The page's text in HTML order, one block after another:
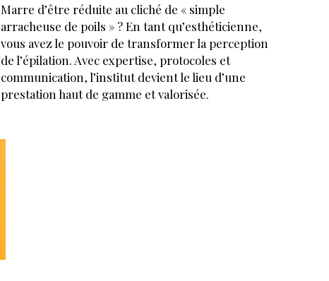
Marre d’être réduite au cliché de « simple
arracheuse de poils » ? En tant qu’esthéticienne,
vous avez le pouvoir de transformer la perception
de l’épilation. Avec expertise, protocoles et
communication, l’institut devient le lieu d’une
prestation haut de gamme et valorisée.